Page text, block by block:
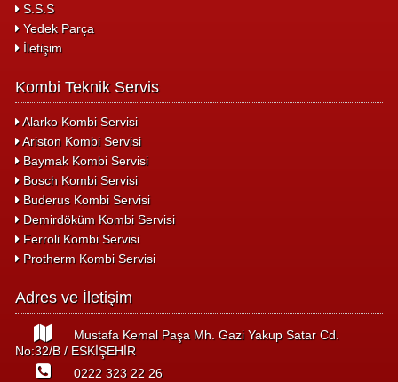
S.S.S
Yedek Parça
İletişim
Kombi Teknik Servis
Alarko Kombi Servisi
Ariston Kombi Servisi
Baymak Kombi Servisi
Bosch Kombi Servisi
Buderus Kombi Servisi
Demirdöküm Kombi Servisi
Ferroli Kombi Servisi
Protherm Kombi Servisi
Adres ve İletişim
Mustafa Kemal Paşa Mh. Gazi Yakup Satar Cd.
No:32/B / ESKİŞEHİR
0222 323 22 26